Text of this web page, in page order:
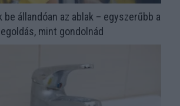
be állandóan az ablak – egyszerűbb a
mint gondolnád